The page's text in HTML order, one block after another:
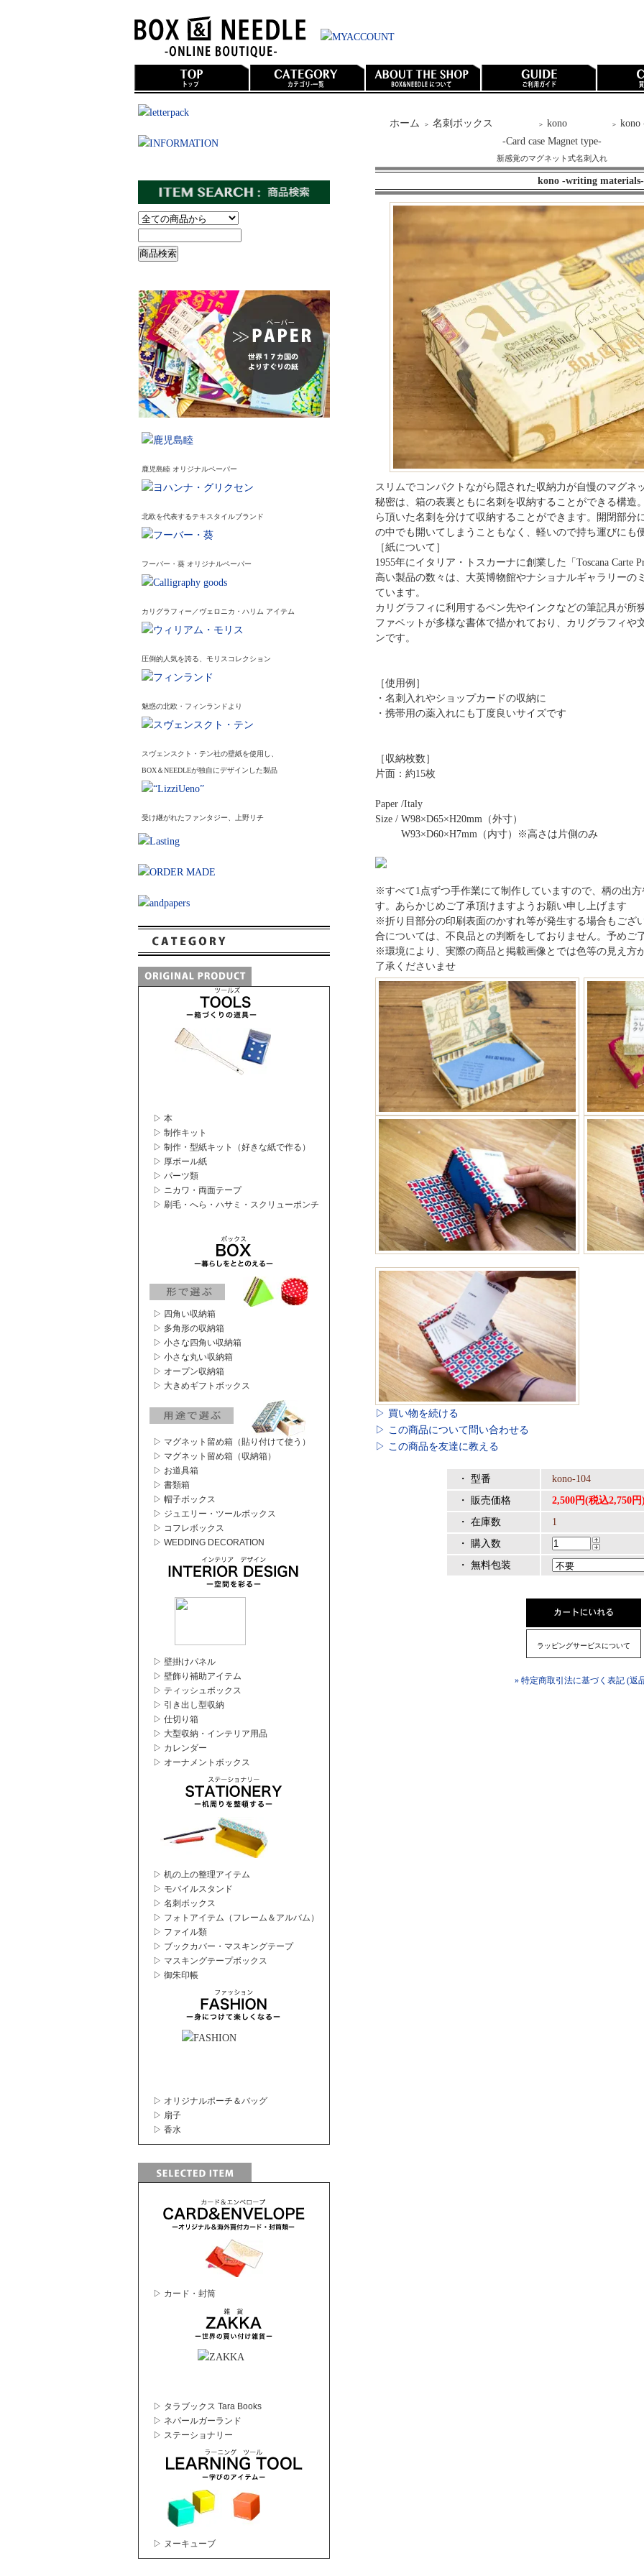
鹿児島睦 オリジナルペーパー
北欧を代表するテキスタイルブランド
フーバー・葵 オリジナルペーパー
カリグラフィー／ヴェロニカ・ハリム アイテム
圧倒的人気を誇る、モリスコレクション
魅惑の北欧・フィンランドより
スヴェンスクト・テン社の壁紙を使用し、
BOX＆NEEDLEが独自にデザインした製品
受け継がれたファンタジー、上野リチ
▷ 本
▷ 制作キット
▷ 制作・型紙キット（好きな紙で作る）
▷ 厚ボール紙
▷ パーツ類
▷ ニカワ・両面テープ
▷ 刷毛・へら・ハサミ・スクリューポンチ
▷ 四角い収納箱
▷ 多角形の収納箱
▷ 小さな四角い収納箱
▷ 小さな丸い収納箱
▷ オープン収納箱
▷ 大きめギフトボックス
▷ マグネット留め箱（貼り付けて使う）
▷ マグネット留め箱（収納箱）
▷ お道具箱
▷ 書類箱
▷ 帽子ボックス
▷ ジュエリー・ツールボックス
▷ コフレボックス
▷ WEDDING DECORATION
▷ 壁掛けパネル
▷ 壁飾り補助アイテム
▷ ティッシュボックス
▷ 引き出し型収納
▷ 仕切り箱
▷ 大型収納・インテリア用品
▷ カレンダー
▷ オーナメントボックス
▷ 机の上の整理アイテム
▷ モバイルスタンド
▷ 名刺ボックス
▷ フォトアイテム（フレーム＆アルバム）
▷ ファイル類
▷ ブックカバー・マスキングテープ
▷ マスキングテープボックス
▷ 御朱印帳
▷ オリジナルポーチ＆バッグ
▷ 扇子
▷ 香水
▷ カード・封筒
▷ タラブックス Tara Books
▷ ネパールガーランド
▷ ステーショナリー
▷ ヌーキューブ
ホーム ＞ 名刺ボックス ＞ kono
-Card case Magnet type-
新感覚のマグネット式名刺入れ
＞ kono
kono -writing materials-
スリムでコンパクトながら隠された収納力が自慢のマグネ
秘密は、箱の表裏ともに名刺を収納することができる構造
ら頂いた名刺を分けて収納することができます。開閉部分
の中でも開いてしまうこともなく、軽いので持ち運びにも
［紙について］
1955年にイタリア・トスカーナに創業した「Toscana Carte
高い製品の数々は、大英博物館やナショナルギャラリーの
ています。
カリグラフィに利用するペン先やインクなどの筆記具が所
ファベットが多様な書体で描かれており、カリグラフィや
ンです。
［使用例］
・名刺入れやショップカードの収納に
・携帯用の薬入れにも丁度良いサイズです
［収納枚数］
片面：約15枚
Paper /Italy
Size / W98×D65×H20mm（外寸）
W93×D60×H7mm（内寸）※高さは片側のみ
※すべて1点ずつ手作業にて制作していますので、柄の出
す。あらかじめご了承頂けますようお願い申し上げます
※折り目部分の印刷表面のかすれ等が発生する場合もござ
合については、不良品との判断をしておりません。予めご
※環境により、実際の商品と掲載画像とでは色等の見え方
了承くださいませ
▷ 買い物を続ける
▷ この商品について問い合わせる
▷ この商品を友達に教える
・ 型番
kono-104
・ 販売価格
2,500円(税込2,750円
・ 在庫数
1
・ 購入数
・ 無料包装
ラッピングサービスについて
» 特定商取引法に基づく表記 (返